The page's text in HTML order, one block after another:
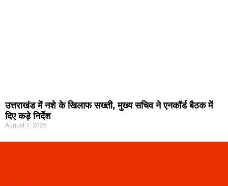
उत्तराखंड में नशे के खिलाफ सख्ती, मुख्य सचिव ने एनकॉर्ड बैठक में
दिए कड़े निर्देश
August 7, 2026